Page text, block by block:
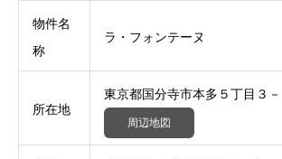
物件名
称
ラ・フォンテーヌ
所在地
東京都国分寺市本多５丁目３
周辺地図